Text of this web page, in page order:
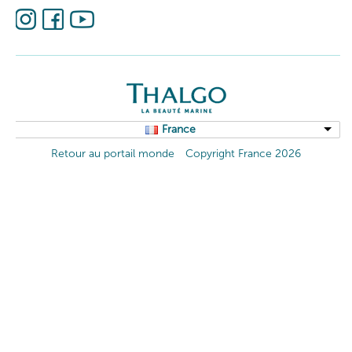
• Aux peaux sèches et délicates, le Gommage Douceur offre
• Aux peaux mixtes à grasses, le Gommage Fraîcheur propose
une triple exfoliation mécanique grâce à des microsphères à la
granulométrie progressive. Il révèle l’éclat et la douceur de
l’épiderme.
• Aux peaux matures, la Crème Resurfaçante garantit une
France
Retour au portail monde
Copyright France 2026